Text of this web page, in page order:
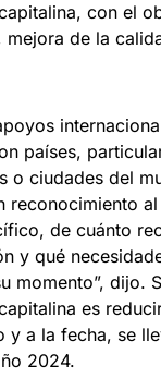
con el
mejora de la
países,
o ciudades del
reconocimiento
de cuánto
y qué
momento”, dijo.
es
y a la fecha, se
2024.